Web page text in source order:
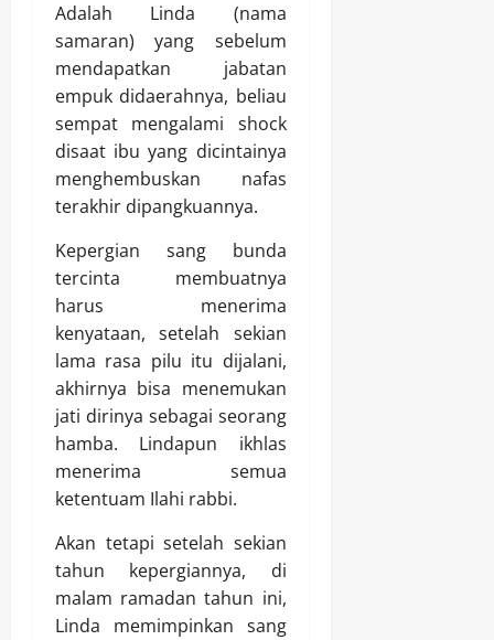
Adalah Linda (nama
samaran) yang sebelum
mendapatkan jabatan
empuk didaerahnya, beliau
sempat mengalami shock
disaat ibu yang dicintainya
menghembuskan nafas
terakhir dipangkuannya.
Kepergian sang bunda
tercinta membuatnya
harus menerima
kenyataan, setelah sekian
lama rasa pilu itu dijalani,
akhirnya bisa menemukan
jati dirinya sebagai seorang
hamba. Lindapun ikhlas
menerima semua
ketentuam Ilahi rabbi.
Akan tetapi setelah sekian
tahun kepergiannya, di
malam ramadan tahun ini,
Linda memimpinkan sang